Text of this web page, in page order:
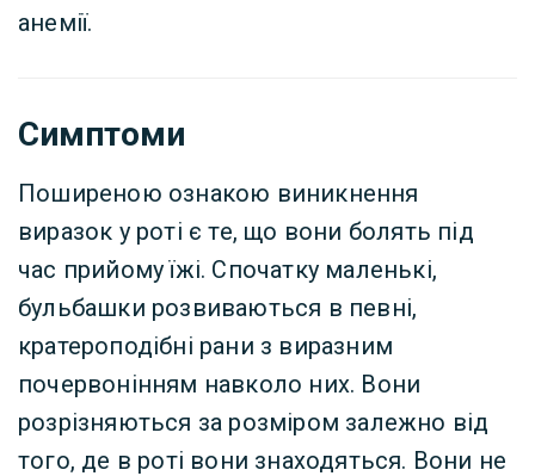
анемії.
Симптоми
Поширеною ознакою виникнення
виразок у роті є те, що вони болять під
час прийому їжі. Спочатку маленькі,
бульбашки розвиваються в певні,
кратероподібні рани з виразним
почервонінням навколо них. Вони
розрізняються за розміром залежно від
того, де в роті вони знаходяться. Вони не